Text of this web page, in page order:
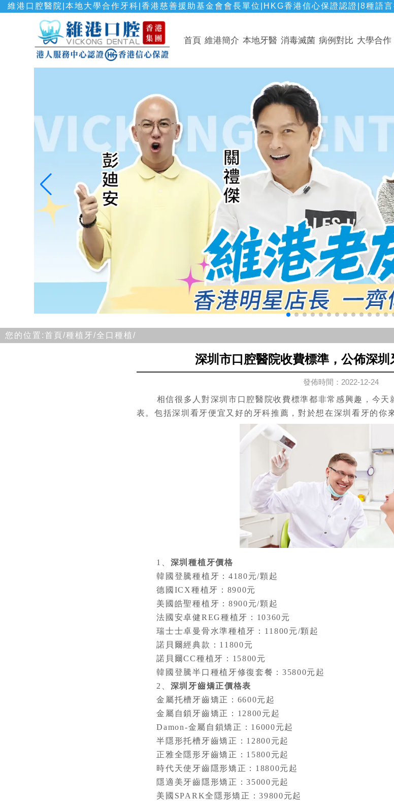
維港口腔醫院|本地大學合作牙科|香港慈善援助基金會會長單位|HKG香港信心保證認證|8種語
首頁 維港簡介 本地牙醫 消毒滅菌 病例對比 大學合作
您的位置:首頁/種植牙/全口種植/
深圳市口腔醫院收費標準，公佈深圳
發佈時間：2022-12-24
相信很多人對深圳市口腔醫院收費標準都非常感興趣，今天
表。包括深圳看牙便宜又好的牙科推薦，對於想在深圳看牙的你
1、 深圳種植牙價格
韓國登騰種植牙：4180元/顆起
德國ICX種植牙：8900元
美國皓聖種植牙：8900元/顆起
法國安卓健REG種植牙：10360元
瑞士士卓曼骨水準種植牙：11800元/顆起
諾貝爾經典款：11800元
諾貝爾CC種植牙：15800元
韓國登騰半口種植牙修復套餐：35800元起
2、 深圳牙齒矯正價格表
金屬托槽牙齒矯正：6600元起
金屬自鎖牙齒矯正：12800元起
Damon-金屬自鎖矯正：16000元起
半隱形托槽牙齒矯正：12800元起
正雅全隱形牙齒矯正：15800元起
時代天使牙齒隱形矯正：18800元起
隱適美牙齒隱形矯正：35000元起
美國SPARK全隱形矯正：39800元起